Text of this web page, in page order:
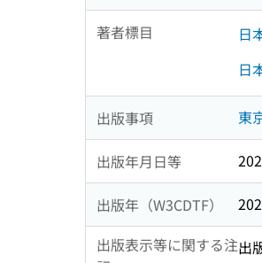
著者標目 日
日
出版事項 東
出版年月日等
出版年（W3CDTF）
出版表示等に関する注出